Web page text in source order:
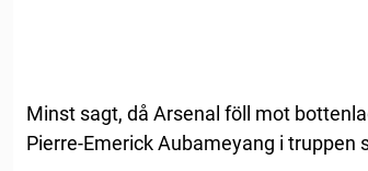
Minst sagt, då Arsenal föll mot
Pierre-Emerick Aubameyang i truppen